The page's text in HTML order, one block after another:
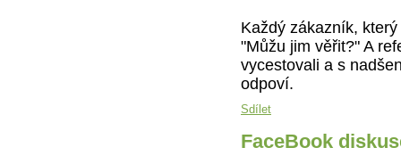
Každý zákazník,
"Můžu jim věřit?" A
vycestovali a s
odpoví.
Sdílet
FaceBook